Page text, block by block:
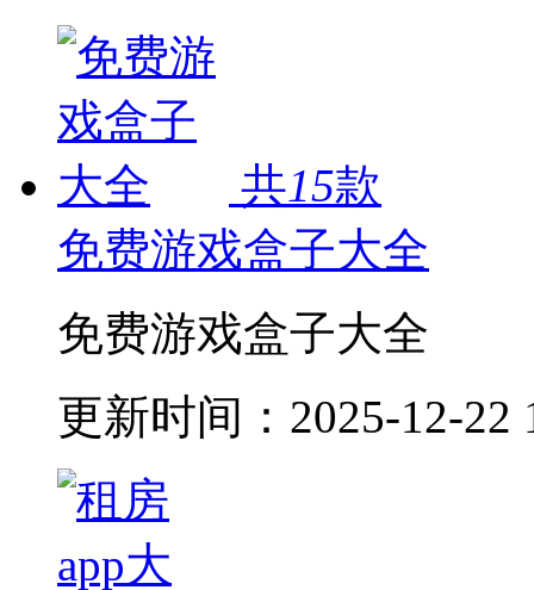
共15款
免费游戏盒子大全
免费游戏盒子大全
更新时间： 2025-12-22